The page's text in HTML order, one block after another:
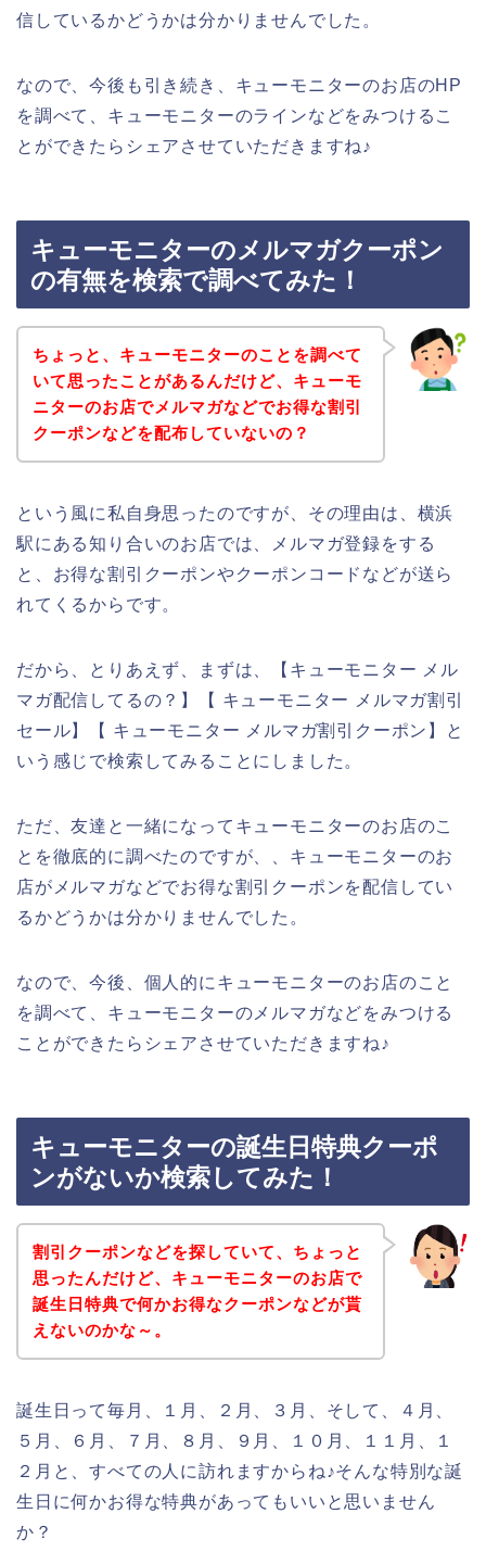
信しているかどうかは分かりませんでした。
なので、今後も引き続き、キューモニターのお店のHP
を調べて、キューモニターのラインなどをみつけるこ
とができたらシェアさせていただきますね♪
キューモニターのメルマガクーポン
の有無を検索で調べてみた！
ちょっと、キューモニターのことを調べて
いて思ったことがあるんだけど、キューモ
ニターのお店でメルマガなどでお得な割引
クーポンなどを配布していないの？
という風に私自身思ったのですが、その理由は、横浜
駅にある知り合いのお店では、メルマガ登録をする
と、お得な割引クーポンやクーポンコードなどが送ら
れてくるからです。
だから、とりあえず、まずは、【キューモニター メル
マガ配信してるの？】【 キューモニター メルマガ割引
セール】【 キューモニター メルマガ割引クーポン】と
いう感じで検索してみることにしました。
ただ、友達と一緒になってキューモニターのお店のこ
とを徹底的に調べたのですが、、キューモニターのお
店がメルマガなどでお得な割引クーポンを配信してい
るかどうかは分かりませんでした。
なので、今後、個人的にキューモニターのお店のこと
を調べて、キューモニターのメルマガなどをみつける
ことができたらシェアさせていただきますね♪
キューモニターの誕生日特典クーポ
ンがないか検索してみた！
割引クーポンなどを探していて、ちょっと
思ったんだけど、キューモニターのお店で
誕生日特典で何かお得なクーポンなどが貰
えないのかな～。
誕生日って毎月、１月、２月、３月、そして、４月、
５月、６月、７月、８月、９月、１０月、１１月、１
２月と、すべての人に訪れますからね♪そんな特別な誕
生日に何かお得な特典があってもいいと思いません
か？